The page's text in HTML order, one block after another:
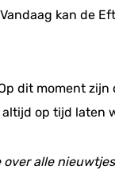
kan de
dit moment
op tijd laten
alle